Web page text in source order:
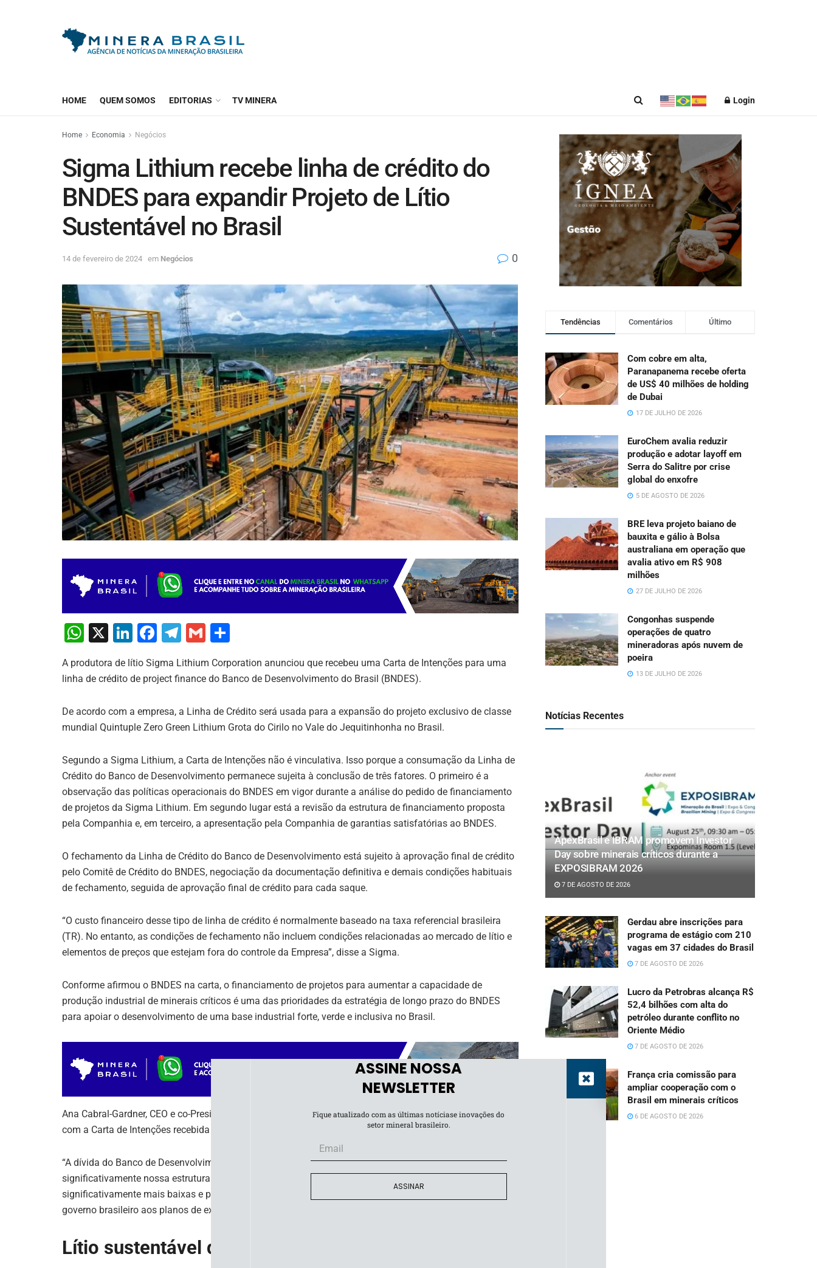
HOME QUEM SOMOS EDITORIAS TV MINERA Login
Home Economia Negócios
Sigma Lithium recebe linha de crédito do
BNDES para expandir Projeto de Lítio
Sustentável no Brasil
14 de fevereiro de 2024 em Negócios 0
W
at
A
p
X
Li
k
dI
n
F
c
e
b
o
k
T
e
a
m
G
ai ar
A produtora de lítio Sigma Lithium Corporation anunciou que recebeu uma Carta de Intenções para uma
linha de crédito de project finance do Banco de Desenvolvimento do Brasil (BNDES).
De acordo com a empresa, a Linha de Crédito será usada para a expansão do projeto exclusivo de classe
mundial Quintuple Zero Green Lithium Grota do Cirilo no Vale do Jequitinhonha no Brasil.
Segundo a Sigma Lithium, a Carta de Intenções não é vinculativa. Isso porque a consumação da Linha de
Crédito do Banco de Desenvolvimento permanece sujeita à conclusão de três fatores. O primeiro é a
observação das políticas operacionais do BNDES em vigor durante a análise do pedido de financiamento
de projetos da Sigma Lithium. Em segundo lugar está a revisão da estrutura de financiamento proposta
pela Companhia e, em terceiro, a apresentação pela Companhia de garantias satisfatórias ao BNDES.
O fechamento da Linha de Crédito do Banco de Desenvolvimento está sujeito à aprovação final de crédito
pelo Comitê de Crédito do BNDES, negociação da documentação definitiva e demais condições habituais
de fechamento, seguida de aprovação final de crédito para cada saque.
“O custo financeiro desse tipo de linha de crédito é normalmente baseado na taxa referencial brasileira
(TR). No entanto, as condições de fechamento não incluem condições relacionadas ao mercado de lítio e
elementos de preços que estejam fora do controle da Empresa”, disse a Sigma.
Conforme afirmou o BNDES na carta, o financiamento de projetos para aumentar a capacidade de
produção industrial de minerais críticos é uma das prioridades da estratégia de longo prazo do BNDES
para apoiar o desenvolvimento de uma base industrial forte, verde e inclusiva no Brasil.
Ana Cabral-Gardner, CEO e co-Presidente da Sigma, destacou que a empresa está honrada e satisfeita
com a Carta de Intenções recebida do BNDES.
“A dívida do Banco de Desenvolvimento concedida pelo Brasil tem o potencial de melhorar
significativamente nossa estrutura de capital devido à duração típica mais longa, taxas de juros
significativamente mais baixas e períodos de carência. Ter o BNDES como credor representa o apoio do
governo brasileiro aos planos de expansão industrial da Sigma Lithium no Vale do Jequitinhonha“, disse.
Lítio sustentável da Sigma Lithium
Tendências Comentários Último
Com cobre em alta,
Paranapanema recebe oferta
de US$ 40 milhões de holding
de Dubai
17 DE JULHO DE 2026
EuroChem avalia reduzir
produção e adotar layoff em
Serra do Salitre por crise
global do enxofre
5 DE AGOSTO DE 2026
BRE leva projeto baiano de
bauxita e gálio à Bolsa
australiana em operação que
avalia ativo em R$ 908
milhões
27 DE JULHO DE 2026
Congonhas suspende
operações de quatro
mineradoras após nuvem de
poeira
13 DE JULHO DE 2026
Notícias Recentes
ApexBrasil e IBRAM promovem Investor
Day sobre minerais críticos durante a
EXPOSIBRAM 2026
7 DE AGOSTO DE 2026
Gerdau abre inscrições para
programa de estágio com 210
vagas em 37 cidades do Brasil
7 DE AGOSTO DE 2026
Lucro da Petrobras alcança R$
52,4 bilhões com alta do
petróleo durante conflito no
Oriente Médio
7 DE AGOSTO DE 2026
França cria comissão para
ampliar cooperação com o
Brasil em minerais críticos
6 DE AGOSTO DE 2026
ASSINE NOSSA
NEWSLETTER
Fique atualizado com as últimas notíciase inovações do
setor mineral brasileiro.
ASSINAR